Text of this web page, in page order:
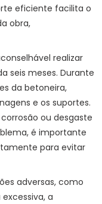
eficiente facilita o
obra,
realizar
seis meses. Durante
da betoneira,
e os suportes.
ou desgaste
é importante
para evitar
adversas, como
a